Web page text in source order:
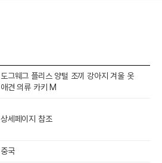
도그웨그 플리스 양털 조끼 강아지 겨울 옷
애견 의류 카키 M
상세페이지 참조
중국